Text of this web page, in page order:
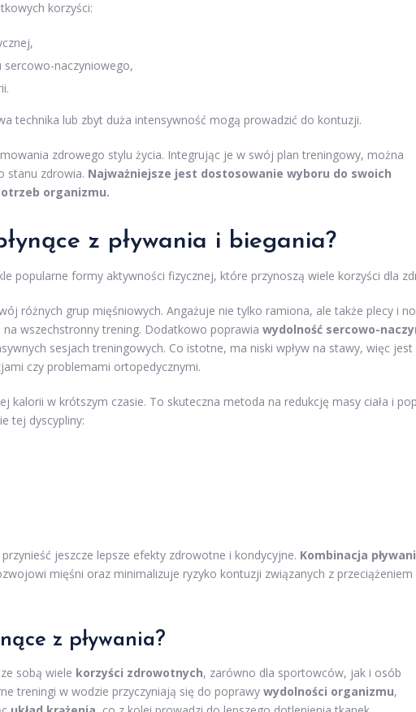
korzyści:
sercowo-naczyniowego,
technika lub zbyt duża intensywność mogą prowadzić do kontuzji.
zdrowego stylu życia. Integrując je w swój plan treningowy, można
stanu zdrowia. Najważniejsze jest dostosowanie wyboru do swoich
organizmu.
z pływania i biegania?
popularne formy aktywności fizycznej, które przynoszą wiele korzyści dla
różnych grup mięśniowych. Angażuje nie tylko ramiona, ale także plecy i
wszechstronny trening. Dodatkowo poprawia wydolność sercowo-
sesjach treningowych. Co istotne, ma niski wpływ na stawy, więc jest
czy problemami ortopedycznymi.
kalorii w krótszym czasie. To skuteczna metoda na redukcję masy ciała i
tej dyscypliny:
jeszcze lepsze efekty zdrowotne i kondycyjne. Kombinacja
mięśni oraz minimalizuje ryzyko kontuzji związanych z przeciążeniem
z pływania?
sobą wiele korzyści zdrowotnych, zarówno dla sportowców, jak i osób
treningi w wodzie przyczyniają się do poprawy wydolności organizmu,